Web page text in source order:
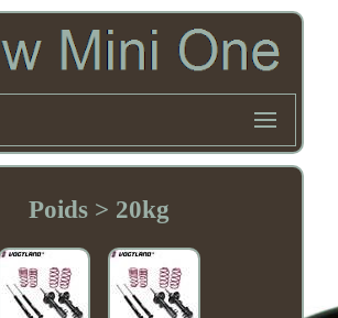
Poids > 20kg